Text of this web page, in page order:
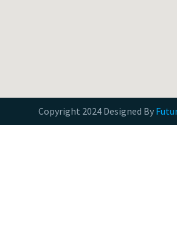
Copyright 2024 Designed By